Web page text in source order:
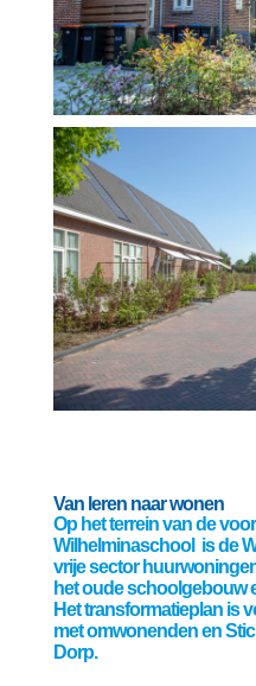
Van leren naar wonen
Op het terrein van de
Wilhelminaschool is de
vrije sector
het oude schoolgebouw
Het transformatieplan is
met omwonenden en
Dorp.